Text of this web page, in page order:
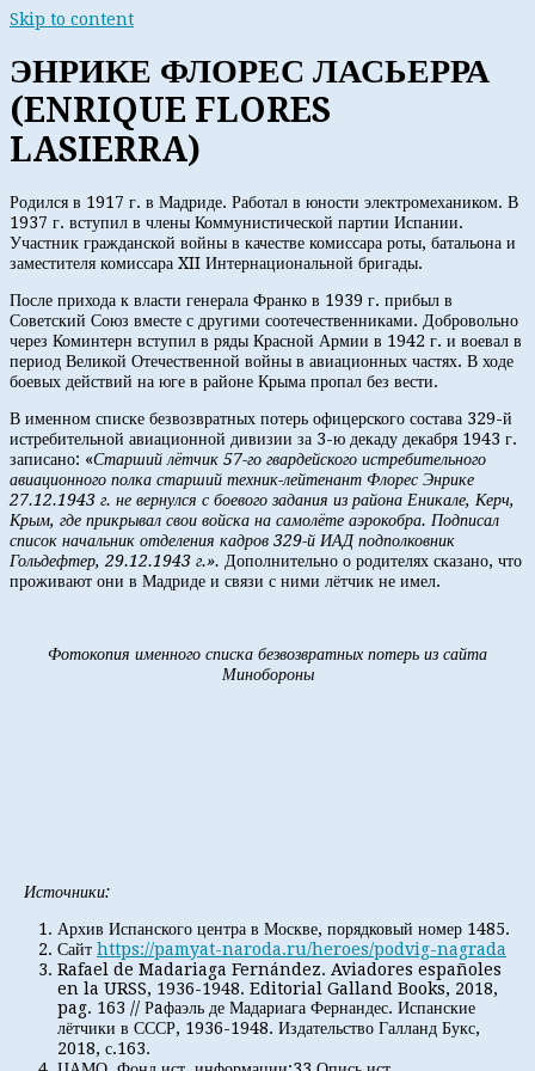
Skip to content
ЭНРИКЕ ФЛОРЕС ЛАСЬЕРРА
(ENRIQUE FLORES
LASIERRA)
Родился в 1917 г. в Мадриде. Работал в юности электромехаником. В
1937 г. вступил в члены Коммунистической партии Испании.
Участник гражданской войны в качестве комиссара роты, батальона и
заместителя комиссара XII Интернациональной бригады.
После прихода к власти генерала Франко в 1939 г. прибыл в
Советский Союз вместе с другими соотечественниками. Добровольно
через Коминтерн вступил в ряды Красной Армии в 1942 г. и воевал в
период Великой Отечественной войны в авиационных частях. В ходе
боевых действий на юге в районе Крыма пропал без вести.
В именном списке безвозвратных потерь офицерского состава 329-й
истребительной авиационной дивизии за 3-ю декаду декабря 1943 г.
записано: «Старший лётчик 57-го гвардейского истребительного
авиационного полка старший техник-лейтенант Флорес Энрике
27.12.1943 г. не вернулся с боевого задания из района Еникале, Керч,
Крым, где прикрывал свои войска на самолёте аэрокобра. Подписал
список начальник отделения кадров 329-й ИАД подполковник
Гольдефтер, 29.12.1943 г.». Дополнительно о родителях сказано, что
проживают они в Мадриде и связи с ними лётчик не имел.
Фотокопия именного списка безвозвратных потерь из сайта
Минобороны
Источники:
Архив Испанского центра в Москве, порядковый номер 1485.
Сайт https://pamyat-naroda.ru/heroes/podvig-nagrada
Rafael de Madariaga Fernández. Aviadores españoles
en la URSS, 1936-1948. Editorial Galland Books, 2018,
pag. 163 // Рaфаэль де Мадариага Фернандес. Испанские
лётчики в СССР, 1936-1948. Издательство Галланд Букс,
2018, с.163.